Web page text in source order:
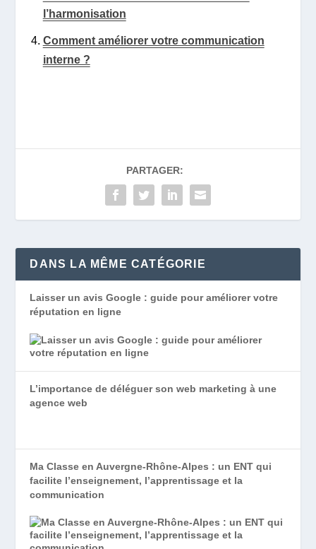
l’harmonisation
Comment améliorer votre communication
interne ?
PARTAGER:
DANS LA MÊME CATÉGORIE
Laisser un avis Google : guide pour améliorer votre
réputation en ligne
L’importance de déléguer son web marketing à une
agence web
Ma Classe en Auvergne-Rhône-Alpes : un ENT qui
facilite l’enseignement, l’apprentissage et la
communication